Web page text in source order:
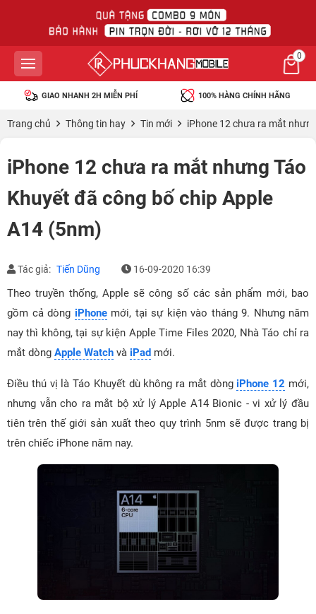
0
GIAO NHANH 2H MIỄN PHÍ 100% HÀNG CHÍNH HÃNG
Trang chủ Thông tin hay Tin mới iPhone 12 chưa ra mắt
iPhone 12 chưa ra mắt nhưng Táo
Khuyết đã công bố chip Apple
A14 (5nm)
Tác giả: Tiến Dũng 16-09-2020 16:39
Theo truyền thống, Apple sẽ công số các sản phẩm mới, bao
gồm cả dòng iPhonemới, tại sự kiện vào tháng 9. Nhưng năm
nay thì không, tại sự kiện Apple Time Files 2020, Nhà Táo chỉ ra
mắt dòng Apple Watch và iPad mới.
Điều thú vị là Táo Khuyết dù không ra mắt dòng iPhone 12 mới,
nhưng vẫn cho ra mắt bộ xử lý Apple A14 Bionic - vi xử lý đầu
tiên trên thế giới sản xuất theo quy trình 5nm sẽ được trang bị
trên chiếc iPhone năm nay.